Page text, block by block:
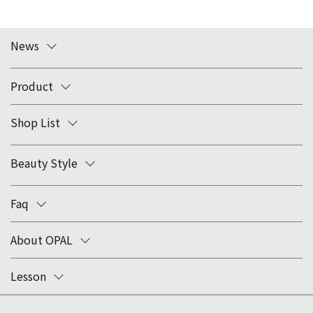
News
Product
Shop List
Beauty Style
Faq
About OPAL
Lesson